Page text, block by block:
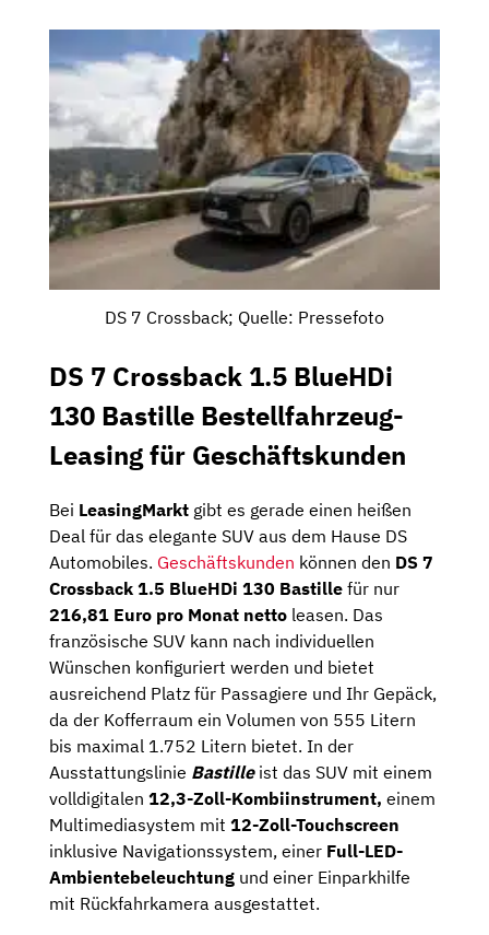
DS 7 Crossback; Quelle: Pressefoto
DS 7 Crossback 1.5 BlueHDi
130 Bastille Bestellfahrzeug-
Leasing für Geschäftskunden
Bei LeasingMarkt gibt es gerade einen heißen
Deal für das elegante SUV aus dem Hause DS
Automobiles. Geschäftskunden können den DS 7
Crossback 1.5 BlueHDi 130 Bastille für nur
216,81 Euro pro Monat netto leasen. Das
französische SUV kann nach individuellen
Wünschen konfiguriert werden und bietet
ausreichend Platz für Passagiere und Ihr Gepäck,
da der Kofferraum ein Volumen von 555 Litern
bis maximal 1.752 Litern bietet. In der
Ausstattungslinie Bastilleist das SUV mit einem
volldigitalen 12,3-Zoll-Kombiinstrument, einem
Multimediasystem mit 12-Zoll-Touchscreen
inklusive Navigationssystem, einer Full-LED-
Ambientebeleuchtung und einer Einparkhilfe
mit Rückfahrkamera ausgestattet.